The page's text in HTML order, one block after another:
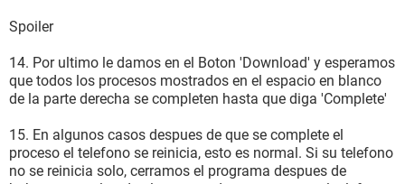
Spoiler
14. Por ultimo le damos en el Boton 'Download' y esperamos
que todos los procesos mostrados en el espacio en blanco
de la parte derecha se completen hasta que diga 'Complete'
15. En algunos casos despues de que se complete el
proceso el telefono se reinicia, esto es normal. Si su telefono
no se reinicia solo, cerramos el programa despues de